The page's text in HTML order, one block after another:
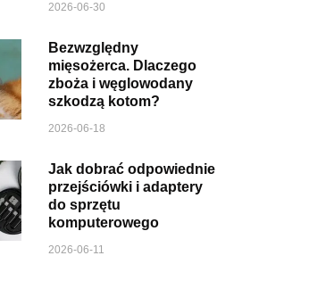
2026-06-30
Bezwzględny
mięsożerca. Dlaczego
zboża i węglowodany
szkodzą kotom?
2026-06-18
Jak dobrać odpowiednie
przejściówki i adaptery
do sprzętu
komputerowego
2026-06-11